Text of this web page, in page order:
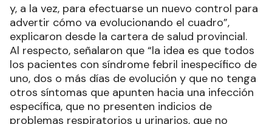
y, a la vez, para efectuarse un nuevo control para
advertir cómo va evolucionando el cuadro”,
explicaron desde la cartera de salud provincial.
Al respecto, señalaron que “la idea es que todos
los pacientes con síndrome febril inespecífico de
uno, dos o más días de evolución y que no tenga
otros síntomas que apunten hacia una infección
específica, que no presenten indicios de
problemas respiratorios u urinarios, que no